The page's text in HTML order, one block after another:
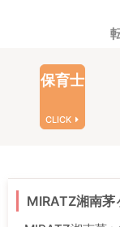
保育士
CLICK
MIRATZ湘南茅